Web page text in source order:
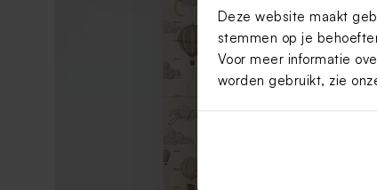
Deze website maakt
stemmen op je
Voor meer informatie
worden gebruikt, zie